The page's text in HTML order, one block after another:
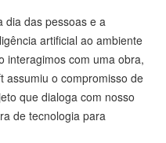
dia das pessoas e a
artificial ao ambiente
interagimos com uma obra,
assumiu o compromisso de
que dialoga com nosso
de tecnologia para